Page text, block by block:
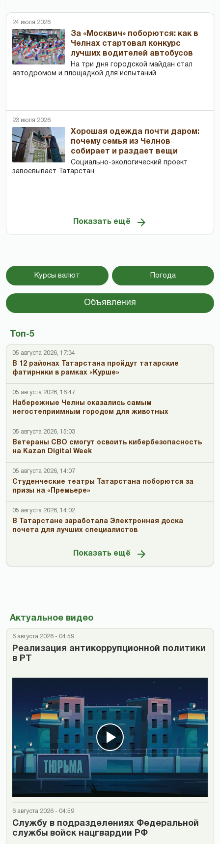
24 июля 2026
За «Москвич» поборются: как в
Челнах стартовал конкурс
лучших водителей автобусов
На три дня городской майдан стал
автодромом и площадкой для испытаний
23 июля 2026
Хорошая одежда почти даром:
почему семья из Челнов
собирает и раздает вещи
Социально-экологический проект
завоевывает Татарстан
Показать ещё
Курсы валют Погода
Объявления
Топ-5
05 августа 2026, 17:34
В 12 районах Татарстана пройдут татарские
фатирники в рамках «Курше»
05 августа 2026, 16:47
Набережные Челны оказались самым
негостеприимным городом для животных
05 августа 2026, 15:03
Ветераны СВО смогут освоить кибербезопасность
на Kazan Digital Week
05 августа 2026, 14:07
Студенческие театры Татарстана поборются за
призы на «Премьере»
05 августа 2026, 14:02
В Татарстане заработала Электронная доска
почета для лучших специалистов
Показать ещё
Актуальное видео
6 августа 2026 - 04:59
Реализация антикоррупционной политики
в РТ
6 августа 2026 - 04:59
Cлужбу в подразделениях Федеральной
службы войск нацгвардии РФ